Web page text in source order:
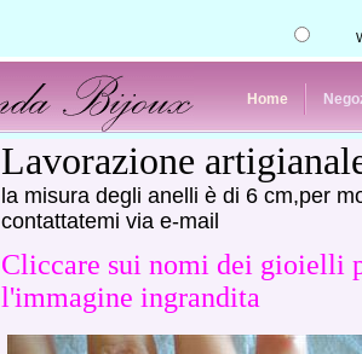
Home
Lavorazione
la misura degli anelli è di 6 cm,per
contattatemi via e-mail
Cliccare sui nomi dei gioielli
l'immagine ingrandita